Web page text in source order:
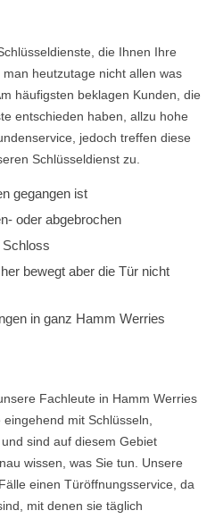
die Ihnen Ihre
heutzutage nicht allen was
häufigsten beklagen Kunden, die
entschieden haben, allzu hohe
jedoch treffen diese
Schlüsseldienst zu.
gegangen ist
oder abgebrochen
bewegt aber die Tür nicht
in ganz Hamm Werries
Fachleute in Hamm Werries
mit Schlüsseln,
sind auf diesem Gebiet
wissen, was Sie tun. Unsere
einen Türöffnungsservice, da
mit denen sie täglich